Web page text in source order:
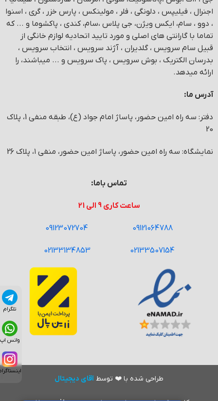
تلگرام
واتس اپ
اینستاگرام
اجنرال ، فیلیپس ، دلونگی ، فلر ، مولینکس ، پارس خزر ، گری ، اسنوا
، دوو ، سام، ایکس ویژن، جی پلاس ،سام، کندی ، پاکشوما و ... که
تماما با گارانتی های اصلی و مورد تایید اتحادیه لوازم خانگی از
قبیل سام سرویس ، گلدیران ، آژند سرویس ، انتخاب سرویس ،
بدرسان الکتریک ، بوش سرویس ، پاک سرویس و ... میباشند، را
ارائه میدهد.
آدرس ما:
دفتر: سه راه امین حضور، پاساژ امام جواد (ع)، طبقه منفی 1، پلاک
20
نمایشگاه: سه راه امین حضور، پاساژ امین حضور، منفی ۱، پلاک 26
تماس باما:
ساعت کاری 9 الی 21
09121064788
09123072704
02133507154
02133134853
طراحی شده با❤️ توسط آقای دیجیتال